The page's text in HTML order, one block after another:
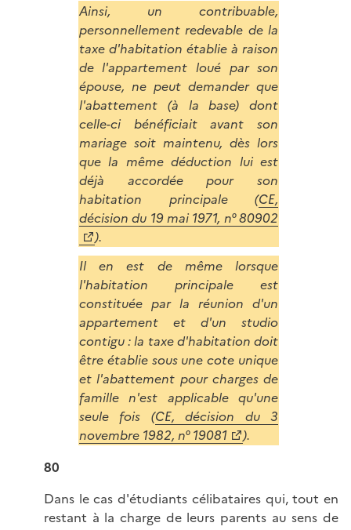
Ainsi, un contribuable,
personnellement redevable de la
taxe d'habitation établie à raison
de l'appartement loué par son
épouse, ne peut demander que
l'abattement (à la base) dont
celle-ci bénéficiait avant son
mariage soit maintenu, dès lors
que la même déduction lui est
déjà accordée pour son
habitation principale (CE,
décision du 19 mai 1971, n° 80902
).
Il en est de même lorsque
l'habitation principale est
constituée par la réunion d'un
appartement et d'un studio
contigu : la taxe d'habitation doit
être établie sous une cote unique
et l'abattement pour charges de
famille n'est applicable qu'une
seule fois (CE, décision du 3
novembre 1982, n° 19081
).
80
Dans le cas d'étudiants célibataires qui, tout en
restant à la charge de leurs parents au sens de